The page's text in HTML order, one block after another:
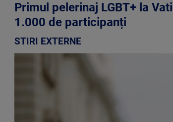
Primul pelerinaj LGBT+ la
1.000 de participanți
STIRI EXTERNE